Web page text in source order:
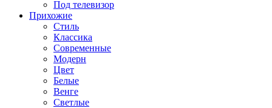
Под телевизор
Прихожие
Стиль
Классика
Современные
Модерн
Цвет
Белые
Венге
Светлые